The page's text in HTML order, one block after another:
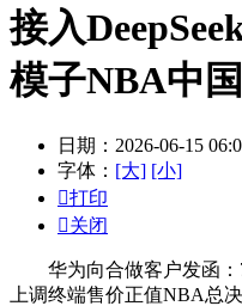
接入
模子NBA中
日期：2026-06-15
字体： [大] [小]
打印
关闭
华为向合做客户发函：7
上调终端售价正值NBA总